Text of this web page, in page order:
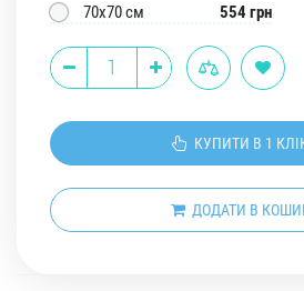
70х70 см
554 грн
КУПИТИ В 1
ДОДАТИ В